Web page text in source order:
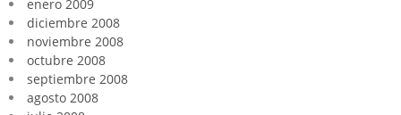
enero 2009
diciembre 2008
noviembre 2008
octubre 2008
septiembre 2008
agosto 2008